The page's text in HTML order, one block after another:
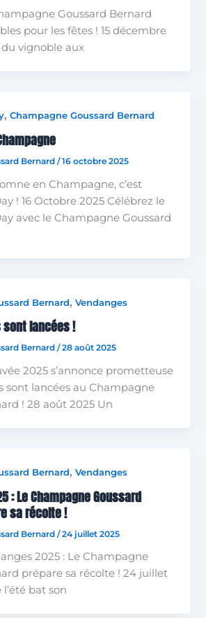
Goussard Bernard
pour les fêtes ! 15 décembre
vignoble aux
,Champagne Goussard Bernard
Bernard/16 octobre 2025
en Champagne, c’est
! 16 Octobre 2025 Célébrez le
avec le Champagne Goussard
Bernard,Vendanges
sont lancées !
Bernard/28 août 2025
2025 s’annonce prometteuse
sont lancées au Champagne
! 28 août 2025 Un
Bernard,Vendanges
: Le Champagne Goussard
sa récolte !
Bernard/24 juillet 2025
2025 : Le Champagne
prépare sa récolte ! 24 juillet
bat son